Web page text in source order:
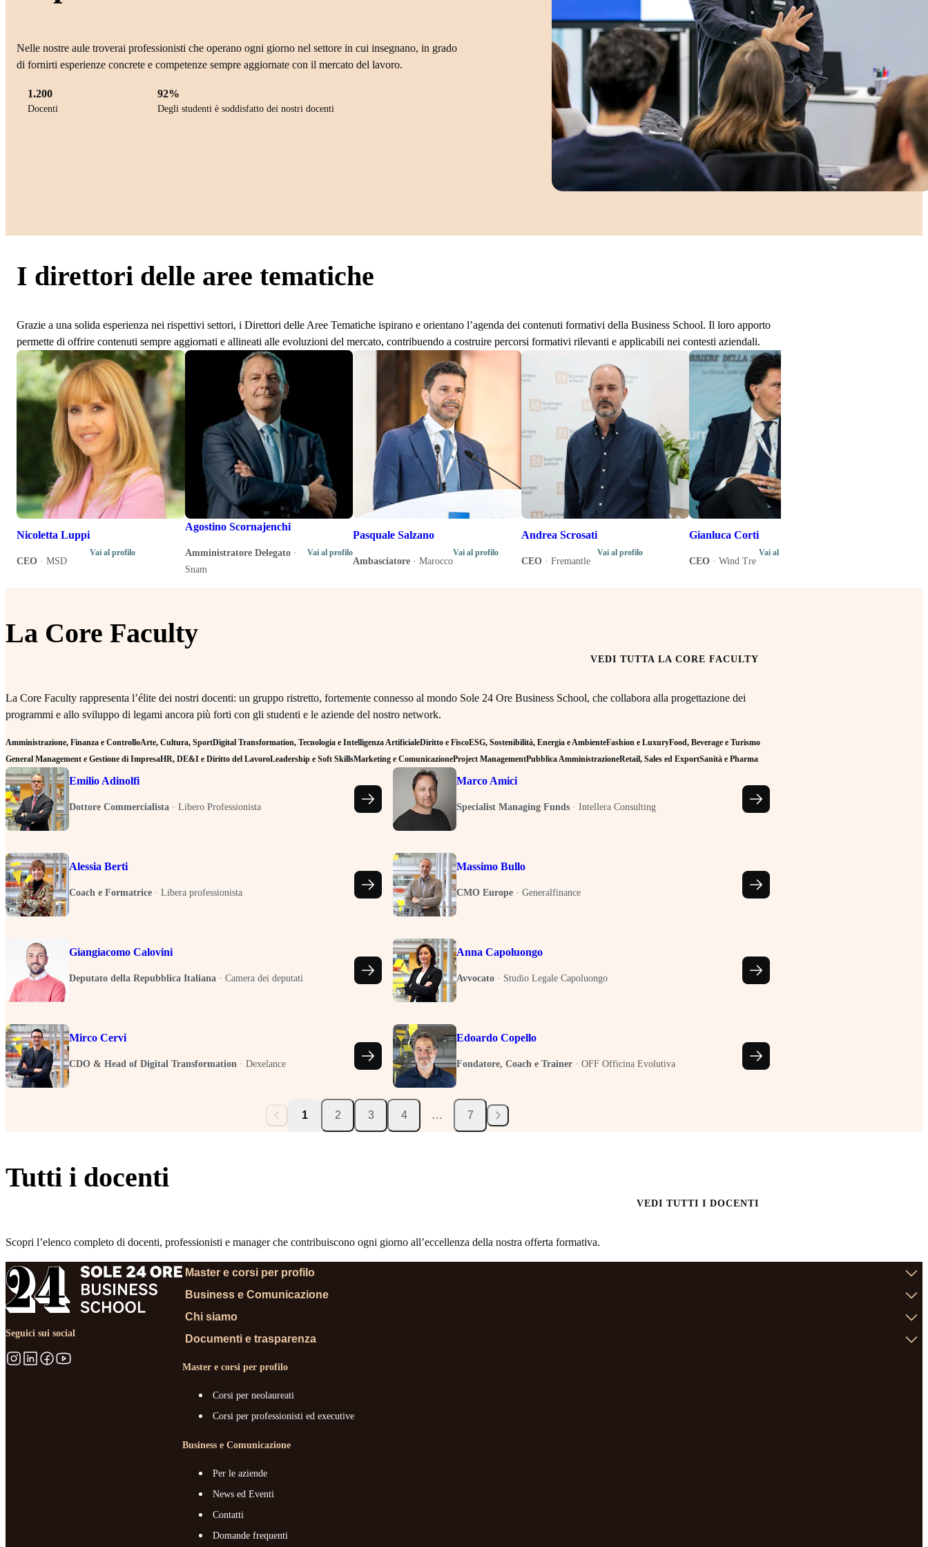
Nelle nostre aule troverai professionisti che operano ogni giorno nel settore in cui insegnano, in grado
di fornirti esperienze concrete e competenze sempre aggiornate con il mercato del lavoro.
1.200
Docenti
92%
Degli studenti è soddisfatto dei nostri docenti
I direttori delle aree tematiche
Grazie a una solida esperienza nei rispettivi settori, i Direttori delle Aree Tematiche ispirano e orientano l’agenda dei contenuti formativi della Business School. Il loro apporto
permette di offrire contenuti sempre aggiornati e allineati alle evoluzioni del mercato, contribuendo a costruire percorsi formativi rilevanti e applicabili nei contesti aziendali.
Nicoletta Luppi
CEO · MSD
Vai al profilo
Agostino Scornajenchi
Amministratore Delegato ·
Snam
Vai al profilo
Pasquale Salzano
Ambasciatore · Marocco
Vai al profilo
Andrea Scrosati
CEO · Fremantle
Vai al profilo
Gianluca Corti
CEO · Wind Tre
Vai al profilo
La Core Faculty
VEDI TUTTA LA CORE FACULTY
La Core Faculty rappresenta l’élite dei nostri docenti: un gruppo ristretto, fortemente connesso al mondo Sole 24 Ore Business School, che collabora alla progettazione dei
programmi e allo sviluppo di legami ancora più forti con gli studenti e le aziende del nostro network.
Amministrazione, Finanza e ControlloArte, Cultura, SportDigital Transformation, Tecnologia e Intelligenza ArtificialeDiritto e FiscoESG, Sostenibilità, Energia e AmbienteFashion e LuxuryFood, Beverage e Turismo
General Management e Gestione di ImpresaHR, DE&I e Diritto del LavoroLeadership e Soft SkillsMarketing e ComunicazioneProject ManagementPubblica AmministrazioneRetail, Sales ed ExportSanità e Pharma
Emilio Adinolfi
Dottore Commercialista · Libero Professionista
Marco Amici
Specialist Managing Funds · Intellera Consulting
Alessia Berti
Coach e Formatrice · Libera professionista
Massimo Bullo
CMO Europe · Generalfinance
Giangiacomo Calovini
Deputato della Repubblica Italiana · Camera dei deputati
Anna Capoluongo
Avvocato · Studio Legale Capoluongo
Mirco Cervi
CDO & Head of Digital Transformation · Dexelance
Edoardo Copello
Fondatore, Coach e Trainer · OFF Officina Evolutiva
1 2 3 4 … 7
Tutti i docenti
VEDI TUTTI I DOCENTI
Scopri l’elenco completo di docenti, professionisti e manager che contribuiscono ogni giorno all’eccellenza della nostra offerta formativa.
Seguici sui social
Master e corsi per profilo
Business e Comunicazione
Chi siamo
Documenti e trasparenza
Master e corsi per profilo
Corsi per neolaureati
Corsi per professionisti ed executive
Business e Comunicazione
Per le aziende
News ed Eventi
Contatti
Domande frequenti